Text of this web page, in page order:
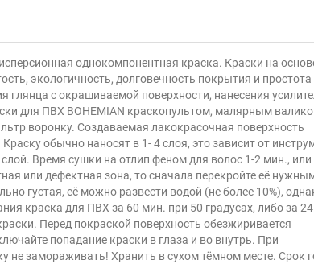
однокомпонентная краска. Краски на
экологичность, долговечность покрытия и простота
с окрашиваемой поверхности, нанесения
для ПВХ BOHEMIAN краскопультом, малярным
воронку. Создаваемая лакокрасочная поверхность
обычно наносят в 1- 4 слоя, это зависит от
Время сушки на отлип феном для волос 1-2 мин., или
или дефектная зона, то сначала перекройте её
густая, её можно развести водой (не более 10%),
краска для ПВХ за 60 мин. при 50 градусах, либо за
Перед покраской поверхность обезжиривается
попадание краски в глаза и во внутрь. При
не замораживать! Хранить в сухом тёмном месте. Срок